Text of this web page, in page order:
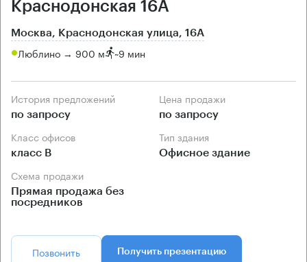
Краснодонская 16А
Москва, Краснодонская улица, 16А
Люблино → 900 м ~9 мин
История предложений
по запросу
Цена продажи
по запросу
Класс офисов
класс B
Тип здания
Офисное здание
Схема продажи
Прямая продажа без
посредников
Позвонить Получить презентацию